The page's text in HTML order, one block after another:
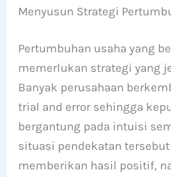
Menyusun Strategi
Pertumbuhan usaha yang
memerlukan strategi yang
Banyak perusahaan
trial and error sehingga
bergantung pada intuisi
situasi pendekatan
memberikan hasil positif,